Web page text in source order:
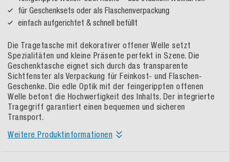
für Geschenksets oder als Flaschenverpackung
einfach aufgerichtet & schnell befüllt
Die Tragetasche mit dekorativer offener Welle setzt
Spezialitäten und kleine Präsente perfekt in Szene. Die
Geschenktasche eignet sich durch das transparente
Sichtfenster als Verpackung für Feinkost- und Flaschen-
Geschenke. Die edle Optik mit der feingerippten offenen
Welle betont die Hochwertigkeit des Inhalts. Der integrierte
Tragegriff garantiert einen bequemen und sicheren
Transport.
Weitere Produktinformationen